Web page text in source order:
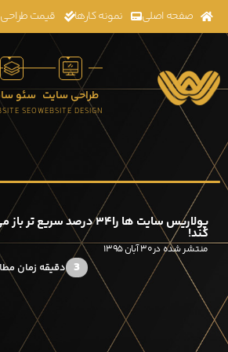
صفحه اصلی نمونه کارها قیمت
طراحی سایت
WEBSITE DESIGN
سئو
SEO
پولاریس سایت ها را۳۴ درصد سریع تر
کند!
منتشر شده در۳۰ آبان ۱۳۹۵
3